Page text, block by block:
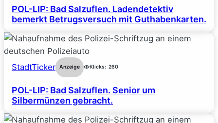
POL-LIP: Bad Salzuflen. Ladendetektiv
bemerkt Betrugsversuch mit Guthabenkarten.
StadtTicker Anzeige Klicks: 260
POL-LIP: Bad Salzuflen. Senior um
Silbermünzen gebracht.